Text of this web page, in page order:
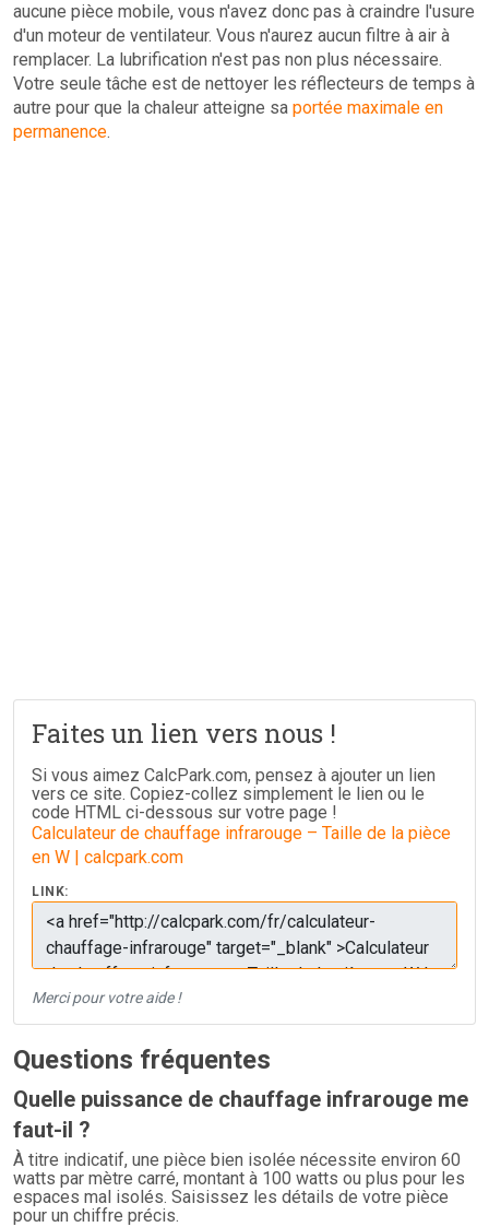
aucune pièce mobile, vous n'avez donc pas à craindre l'usure
d'un moteur de ventilateur. Vous n'aurez aucun filtre à air à
remplacer. La lubrification n'est pas non plus nécessaire.
Votre seule tâche est de nettoyer les réflecteurs de temps à
autre pour que la chaleur atteigne sa portée maximale en
permanence.
Faites un lien vers nous !
Si vous aimez CalcPark.com, pensez à ajouter un lien
vers ce site. Copiez-collez simplement le lien ou le
code HTML ci-dessous sur votre page !
Calculateur de chauffage infrarouge – Taille de la pièce
en W | calcpark.com
LINK:
Merci pour votre aide !
Questions fréquentes
Quelle puissance de chauffage infrarouge me
faut-il ?
À titre indicatif, une pièce bien isolée nécessite environ 60
watts par mètre carré, montant à 100 watts ou plus pour les
espaces mal isolés. Saisissez les détails de votre pièce
pour un chiffre précis.